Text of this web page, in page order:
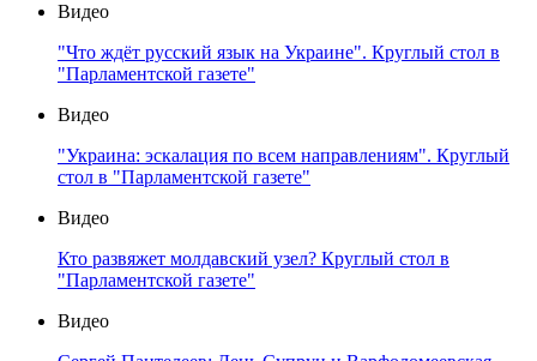
Видео
"Что ждёт русский язык на Украине". Круглый стол в
"Парламентской газете"
Видео
"Украина: эскалация по всем направлениям". Круглый
стол в "Парламентской газете"
Видео
Кто развяжет молдавский узел? Круглый стол в
"Парламентской газете"
Видео